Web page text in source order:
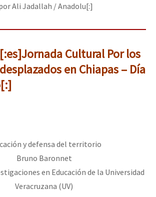
Ali Jadallah / Anadolu[:]
[:es]Jornada Cultural Por los
desplazados en Chiapas – Día
y defensa del territorio
Bruno Baronnet
en Educación de la Universidad
Veracruzana (UV)